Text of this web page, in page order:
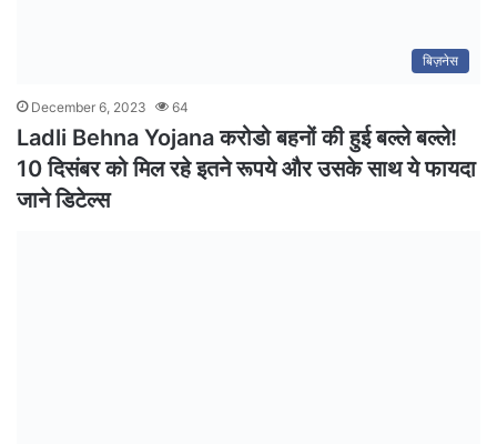
बिज़नेस
December 6, 2023 64
Ladli Behna Yojana करोडो बहनों की हुई बल्ले बल्ले!
10 दिसंबर को मिल रहे इतने रूपये और उसके साथ ये फायदा
जाने डिटेल्स